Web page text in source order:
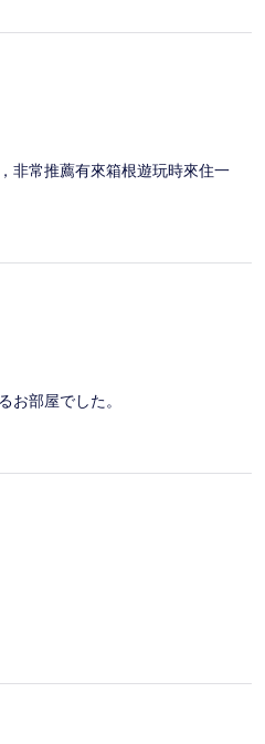
非常推薦有來箱根遊玩時來住一
お部屋でした。